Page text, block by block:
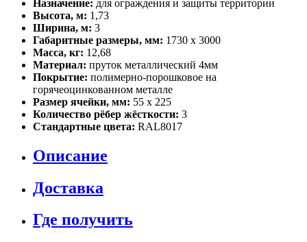
Назначение: для ограждения и защиты территории
Высота, м: 1,73
Ширина, м: 3
Габаритные размеры, мм: 1730 х 3000
Масса, кг: 12,68
Материал: пруток металлический 4мм
Покрытие: полимерно-порошковое на
горячеоцинкованном металле
Размер ячейки, мм: 55 х 225
Количество рёбер жёсткости: 3
Стандартные цвета: RAL8017
Описание
Доставка
Где получить